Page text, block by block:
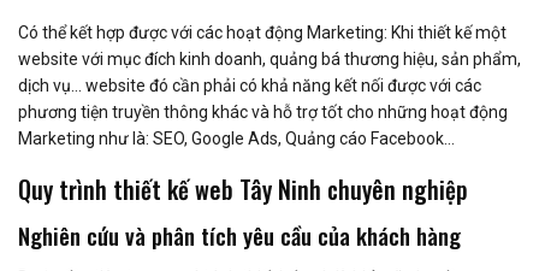
Có thể kết hợp được với các hoạt động Marketing: Khi thiết kế một
website với mục đích kinh doanh, quảng bá thương hiệu, sản phẩm,
dịch vụ… website đó cần phải có khả năng kết nối được với các
phương tiện truyền thông khác và hỗ trợ tốt cho những hoạt động
Marketing như là: SEO, Google Ads, Quảng cáo Facebook…
Quy trình thiết kế web Tây Ninh chuyên nghiệp
Nghiên cứu và phân tích yêu cầu của khách hàng